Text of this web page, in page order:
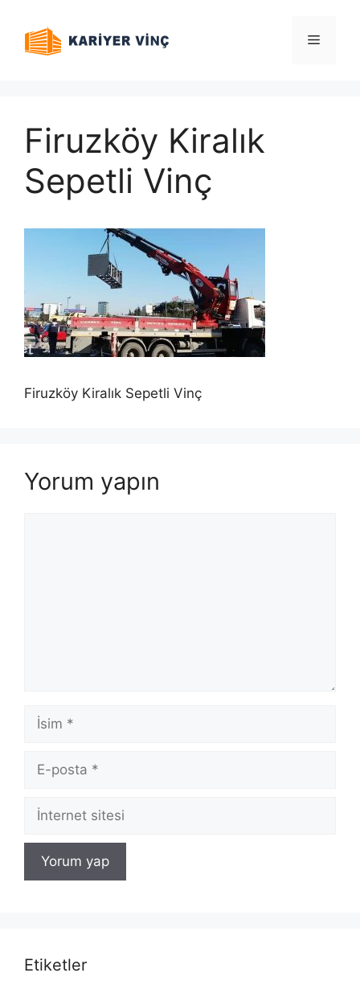
Menü
Firuzköy Kiralık
Sepetli Vinç
Firuzköy Kiralık Sepetli Vinç
Yorum yapın
İsim
posta
İnternet
sitesi
Etiketler